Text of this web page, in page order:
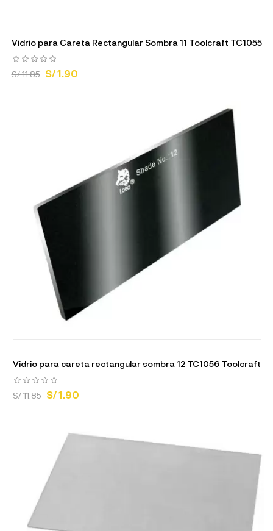
Vidrio para Careta Rectangular Sombra 11 Toolcraft TC1055
S/ 11.85 S/ 1.90
Vidrio para careta rectangular sombra 12 TC1056 Toolcraft
S/ 11.85 S/ 1.90